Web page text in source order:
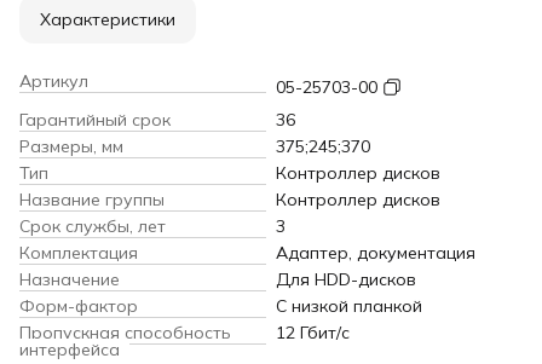
Характеристики
Артикул
05-25703-00
Гарантийный срок
36
Размеры, мм
375;245;370
Тип
Контроллер дисков
Название группы
Контроллер дисков
Срок службы, лет
3
Комплектация
Адаптер, документация
Назначение
Для HDD-дисков
Форм-фактор
С низкой планкой
Пропускная способность
интерфейса
12 Гбит/с